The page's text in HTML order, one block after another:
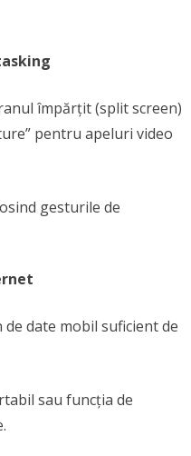
împărțit (split screen)
pentru apeluri video
gesturile de
date mobil suficient de
sau funcția de